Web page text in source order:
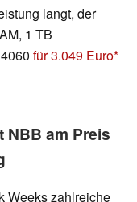
langt, der
1 TB
für 3.049 Euro
am Preis
Weeks zahlreiche